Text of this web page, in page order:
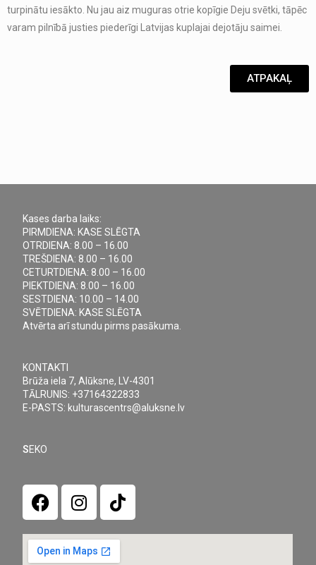
turpinātu iesākto. Nu jau aiz muguras otrie kopīgie Deju svētki, tāpēc
varam pilnībā justies piederīgi Latvijas kuplajai dejotāju saimei.
ATPAKAĻ
Kases darba laiks:
PIRMDIENA: KASE SLĒGTA
OTRDIENA: 8.00 – 16.00
TREŠDIENA: 8.00 – 16.00
CETURTDIENA: 8.00 – 16.00
PIEKTDIENA: 8.00 – 16.00
SESTDIENA: 10.00 – 14.00
SVĒTDIENA: KASE SLĒGTA
Atvērta arī stundu pirms pasākuma.
KONTAKTI
Brūža iela 7, Alūksne, LV-4301
TĀLRUNIS: +37164322833
E-PASTS: kulturascentrs@aluksne.lv
SEKO